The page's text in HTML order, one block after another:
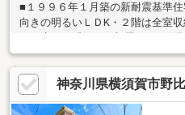
■１９９６年１月築の新耐震基準
向きの明るいＬＤK・２階は全室
み頂けます■カースペースござい
は現地ご確認ください）■空室に
不適合責任は免責とさせて頂きま
責とさせて頂きます。
神奈川県横須賀市野